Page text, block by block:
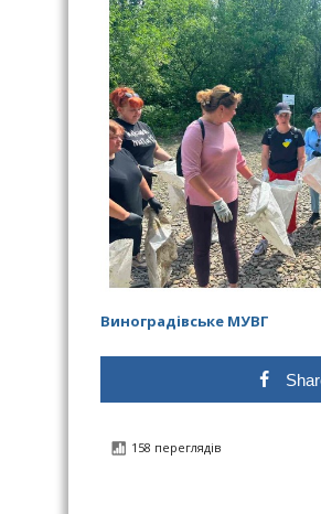
Виноградівське МУВГ
158 переглядів